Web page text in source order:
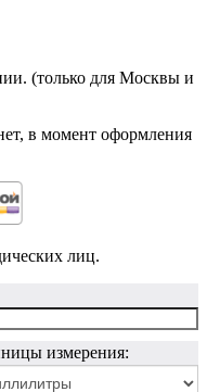
(только для Москвы и
в момент оформления
лиц.
измерения: